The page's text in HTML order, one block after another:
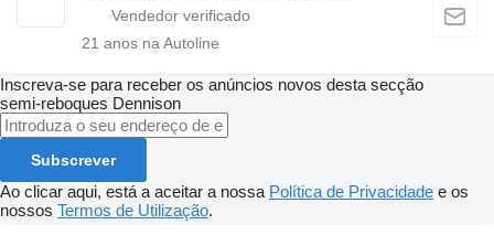
21 anos na Autoline
Inscreva-se para receber os anúncios novos desta secção
semi-reboques Dennison
Subscrever
Ao clicar aqui, está a aceitar a nossa Política de Privacidade e os
nossos Termos de Utilização.